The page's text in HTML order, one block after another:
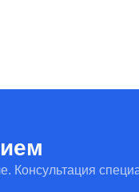
Консультация